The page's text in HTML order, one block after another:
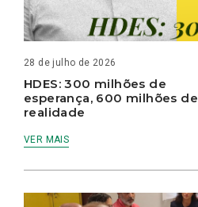
28 de julho de 2026
HDES: 300 milhões de
esperança, 600 milhões de
realidade
VER MAIS